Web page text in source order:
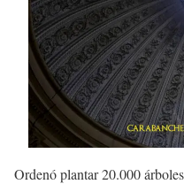
Ordenó plantar 20.000